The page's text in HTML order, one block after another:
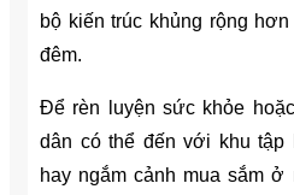
bộ kiến trúc khủng rộng
đêm.
Để rèn luyện sức khỏe
dân có thể đến với khu tập
hay ngắm cảnh mua sắm